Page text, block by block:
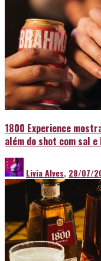
1800 Experience
além do shot com sal e
Livia Alves, 28/07/